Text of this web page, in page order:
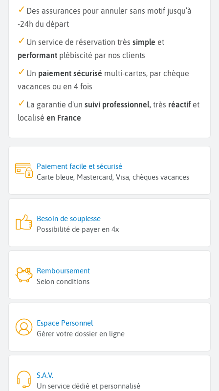
Des assurances pour annuler sans motif jusqu’à
-24h du départ
Un service de réservation très simple et
performant plébiscité par nos clients
Un paiement sécurisé multi-cartes, par chèque
vacances ou en 4 fois
La garantie d'un suivi professionnel, très réactif et
localisé en France
Paiement facile et sécurisé
Carte bleue, Mastercard, Visa, chèques vacances
Besoin de souplesse
Possibilité de payer en 4x
Remboursement
Selon conditions
Espace Personnel
Gérer votre dossier en ligne
S.A.V.
Un service dédié et personnalisé